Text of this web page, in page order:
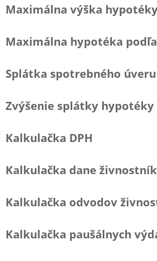
Maximálna výška
Maximálna hypotéka
Splátka spotrebného úveru
Zvýšenie splátky hypotéky
Kalkulačka DPH
Kalkulačka dane
Kalkulačka odvodov
Kalkulačka paušálnych